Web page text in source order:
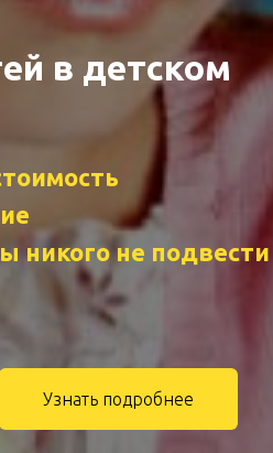
в детском
никого не подвести
Узнать подробнее